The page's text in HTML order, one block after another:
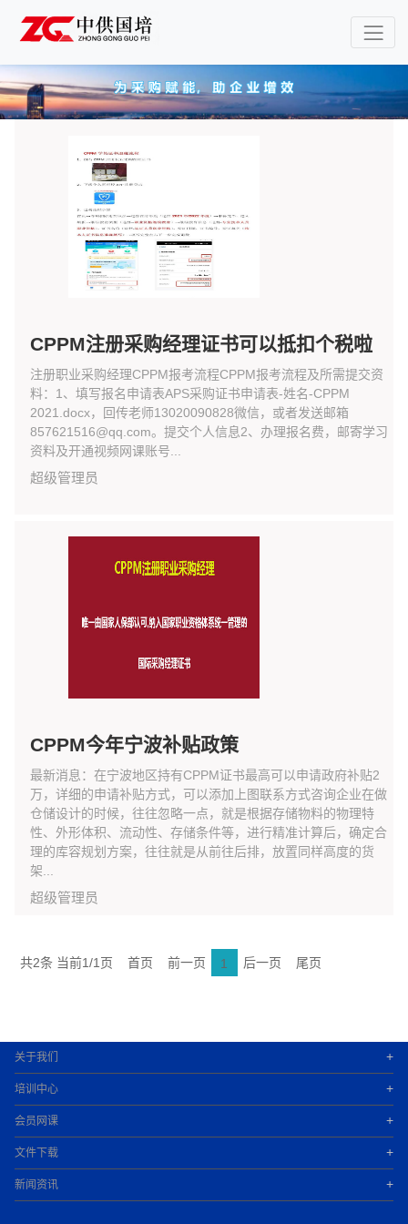
CPPM注册采购经理证书可以抵扣个税啦
注册职业采购经理CPPM报考流程CPPM报考流程及所需提交资
料：1、填写报名申请表APS采购证书申请表-姓名-CPPM
2021.docx，回传老师13020090828微信，或者发送邮箱
857621516@qq.com。提交个人信息2、办理报名费，邮寄学习
资料及开通视频网课账号...
超级管理员
CPPM今年宁波补贴政策
最新消息：在宁波地区持有CPPM证书最高可以申请政府补贴2
万，详细的申请补贴方式，可以添加上图联系方式咨询企业在做
仓储设计的时候，往往忽略一点，就是根据存储物料的物理特
性、外形体积、流动性、存储条件等，进行精准计算后，确定合
理的库容规划方案，往往就是从前往后排，放置同样高度的货
架...
超级管理员
共2条 当前1/1页 首页 前一页 1 后一页 尾页
关于我们 +
培训中心 +
会员网课 +
文件下载 +
新闻资讯 +